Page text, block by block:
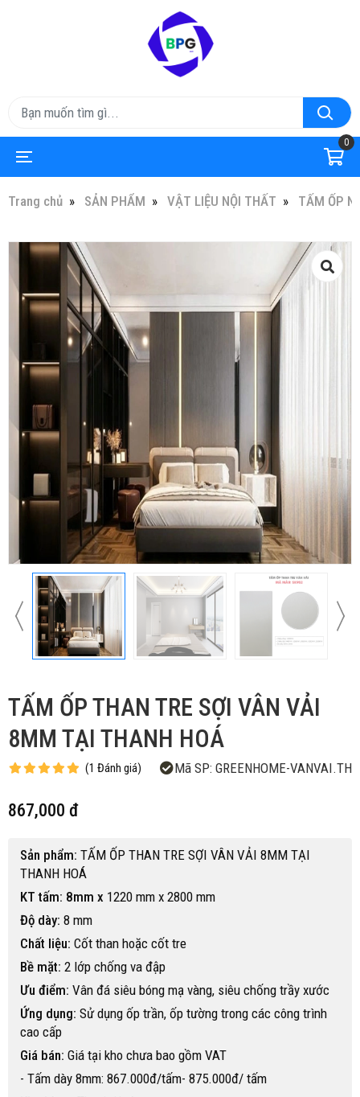
0
Trang chủ SẢN PHẨM VẬT LIỆU NỘI THẤT TẤM ỐP
TẤM ỐP THAN TRE SỢI VÂN VẢI
8MM TẠI THANH HOÁ
(1 Đánh giá) Mã SP: GREENHOME-VANVAI.TH
867,000 đ
Sản phẩm: TẤM ỐP THAN TRE SỢI VÂN VẢI 8MM TẠI
THANH HOÁ
KT tấm: 8mm x 1220 mm x 2800 mm
Độ dày: 8 mm
Chất liệu: Cốt than hoặc cốt tre
Bề mặt: 2 lớp chống va đập
Ưu điểm: Vân đá siêu bóng mạ vàng, siêu chống trầy xước
Ứng dụng: Sử dụng ốp trần, ốp tường trong các công trình
cao cấp
Giá bán: Giá tại kho chưa bao gồm VAT
- Tấm dày 8mm: 867.000đ/tấm- 875.000đ/ tấm